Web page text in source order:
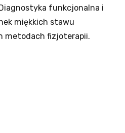
funkcjonalna i
miękkich stawu
metodach fizjoterapii.